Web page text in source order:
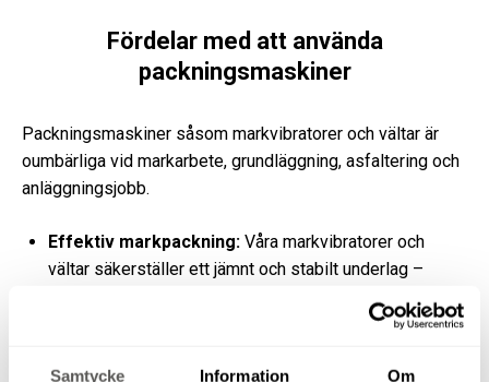
Samtycke Information Om
Fördelar med att använda
packningsmaskiner
Packningsmaskiner såsom markvibratorer och vältar är
oumbärliga vid markarbete, grundläggning, asfaltering och
anläggningsjobb.
Effektiv markpackning: Våra markvibratorer och
vältar säkerställer ett jämnt och stabilt underlag –
vibratorplattor för mindre ytor och tunga vältar för